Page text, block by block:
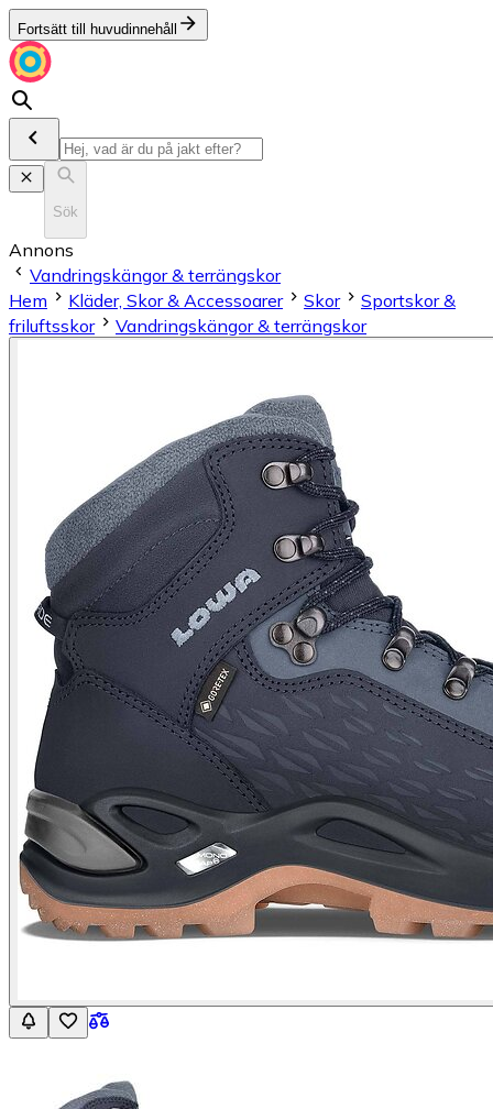
Fortsätt till huvudinnehåll
Sök
Annons
Vandringskängor & terrängskor
Hem
Kläder, Skor & Accessoarer Skor
Sportskor &
friluftsskor
Vandringskängor & terrängskor